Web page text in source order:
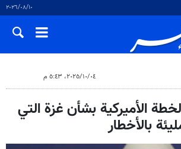
١٠‏/٠٨‏/٢٠٢٦
٠٤‏/١٠‏/٢٠٢٥، ٥:٤٣ م
الأميركية بشأن غزة التي
بالأخطار